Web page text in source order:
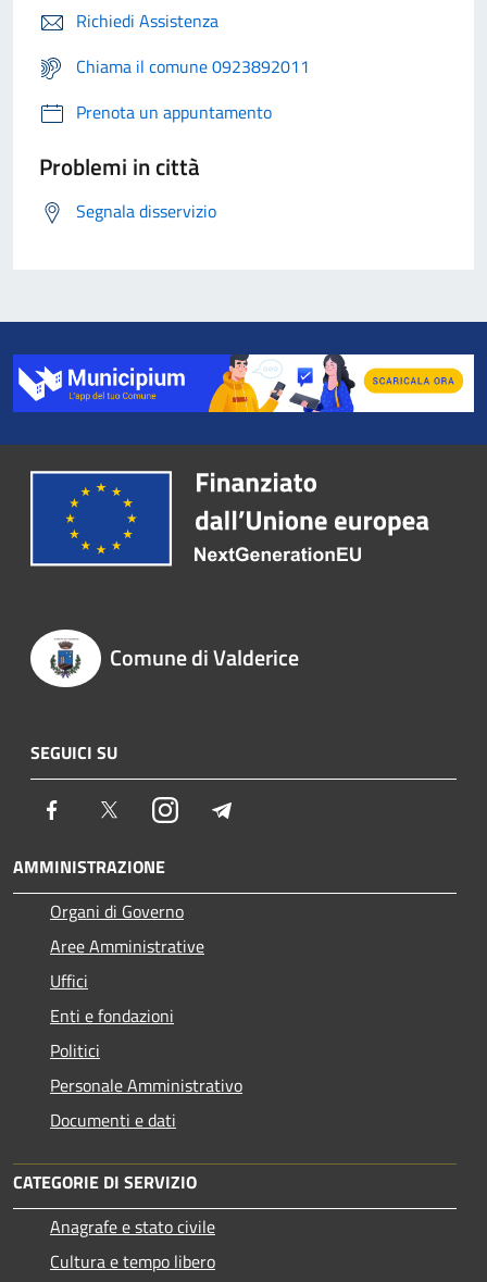
Richiedi Assistenza
Chiama il comune 0923892011
Prenota un appuntamento
Problemi in città
Segnala disservizio
Comune di Valderice
SEGUICI SU
Facebook TwitterInstagram
AMMINISTRAZIONE
Organi di Governo
Aree Amministrative
Uffici
Enti e fondazioni
Politici
Personale Amministrativo
Documenti e dati
CATEGORIE DI SERVIZIO
Anagrafe e stato civile
Cultura e tempo libero